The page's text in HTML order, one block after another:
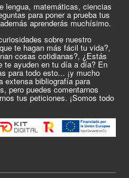
lengua, matemáticas, ciencias
para poner a prueba tus
aprenderás muchísimo.
sobre nuestro
te hagan más fácil tu vida?,
cosas cotidianas?, ¿Estás
te ayuden en tu día a día? En
para todo esto... ¡y mucho
extensa bibliografía para
pero puedes comentarnos
tus peticiones. ¡Somos todo